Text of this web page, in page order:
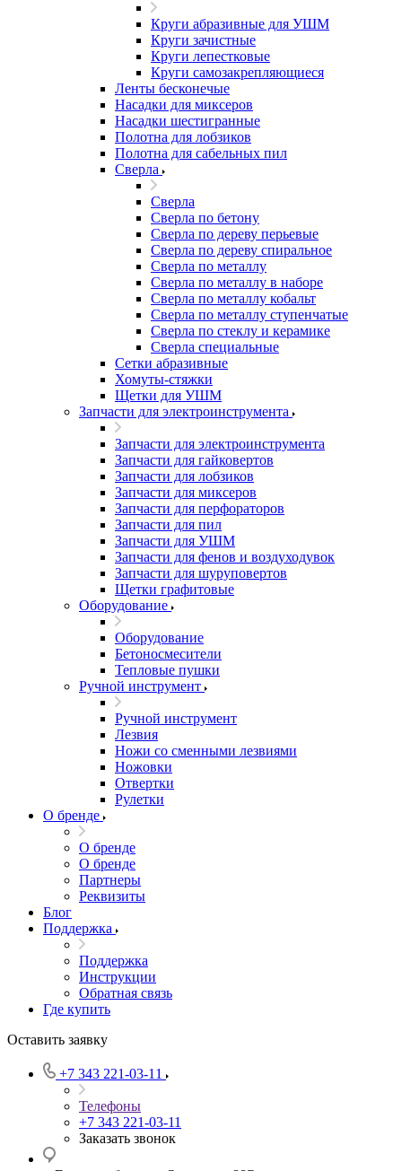
Круги абразивные для УШМ
Круги зачистные
Круги лепестковые
Круги самозакрепляющиеся
Ленты бесконечые
Насадки для миксеров
Насадки шестигранные
Полотна для лобзиков
Полотна для сабельных пил
Сверла
Сверла
Сверла по бетону
Сверла по дереву перьевые
Сверла по дереву спиральное
Сверла по металлу
Сверла по металлу в наборе
Сверла по металлу кобальт
Сверла по металлу ступенчатые
Сверла по стеклу и керамике
Сверла специальные
Сетки абразивные
Хомуты-стяжки
Щетки для УШМ
Запчасти для электроинструмента
Запчасти для электроинструмента
Запчасти для гайковертов
Запчасти для лобзиков
Запчасти для миксеров
Запчасти для перфораторов
Запчасти для пил
Запчасти для УШМ
Запчасти для фенов и воздуходувок
Запчасти для шуруповертов
Щетки графитовые
Оборудование
Оборудование
Бетоносмесители
Тепловые пушки
Ручной инструмент
Ручной инструмент
Лезвия
Ножи со сменными лезвиями
Ножовки
Отвертки
Рулетки
О бренде
О бренде
О бренде
Партнеры
Реквизиты
Блог
Поддержка
Поддержка
Инструкции
Обратная связь
Где купить
Оставить заявку
+7 343 221-03-11
Телефоны
+7 343 221-03-11
Заказать звонок